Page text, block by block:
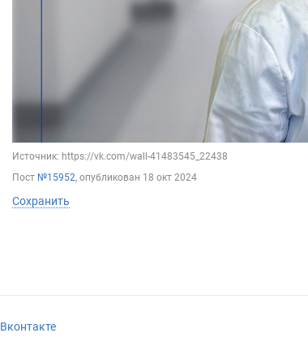
Источник: https://vk.com/wall-41483545_22438
Пост №15952, опубликован 18 окт 2024
Сохранить
Вконтакте